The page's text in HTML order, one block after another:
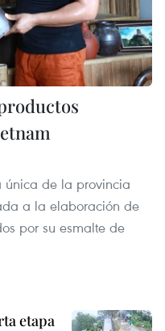
única de la provincia
a la elaboración de
por su esmalte de
etapa